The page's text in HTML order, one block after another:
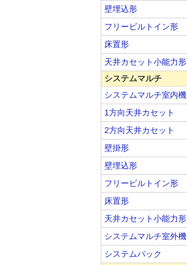
壁埋込形
フリービルトイン形
床置形
天井カセット小能力形
システムマルチ
システムマルチ室内機
1方向天井カセット
2方向天井カセット
壁掛形
壁埋込形
フリービルトイン形
床置形
天井カセット小能力形
システムマルチ室外機
システムパック